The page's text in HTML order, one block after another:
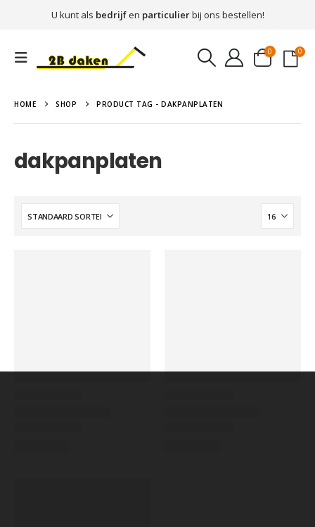
U kunt als bedrijfen particulierbij ons bestellen!
0 0
HOME SHOP PRODUCT TAG - DAKPANPLATEN
dakpanplaten